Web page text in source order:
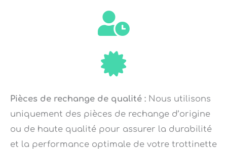
Pièces de rechange de qualité : Nous utilisons
uniquement des pièces de rechange d’origine
ou de haute qualité pour assurer la durabilité
et la performance optimale de votre trottinette